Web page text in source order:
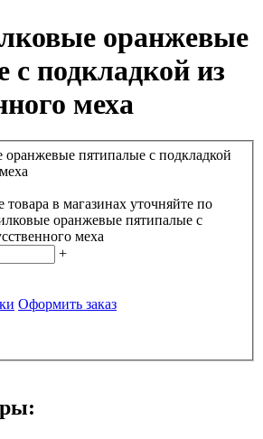
оранжевые
с подкладкой из
меха
товара в магазинах уточняйте по
оранжевые пятипалые с
меха
+
Оформить заказ